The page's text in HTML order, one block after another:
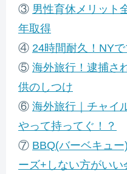
③ 男性育休メリット
年取得
④ 24時間耐久！NYで
⑤ 海外旅行！逮捕さ
供のしつけ
⑥ 海外旅行｜チャイ
やって持ってぐ！？
⑦ BBQ(バーベキュ
ーズ+しない方がいい